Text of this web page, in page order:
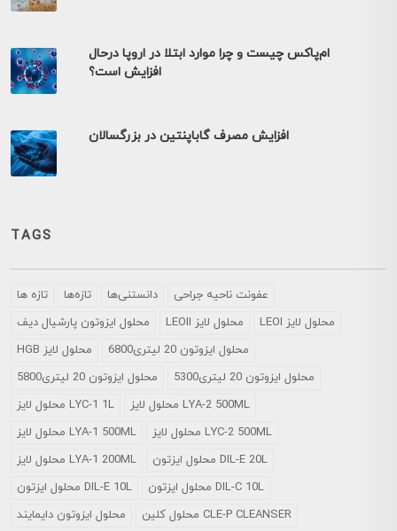
ام‌پاکس چیست و چرا موارد ابتلا در اروپا درحال
افزایش است؟
افزایش مصرف گاباپنتین در بزرگسالان
TAGS
تازه ها تازه‌ها دانستنی‌ها
عفونت ناحیه جراحی
محلول ايزوتون پارشيال ديف
LEOII محلول لایز
LEOI محلول لایز
HGB محلول لایز
محلول ایزوتون 20 لیتری6800
محلول ایزوتون 20 لیتری5800
محلول ایزوتون 20 لیتری5300
محلول لایز LYC-1 1L
محلول لایز LYA-2 500ML
محلول لایز LYA-1 500ML
محلول لایز LYC-2 500ML
محلول لایز LYA-1 200ML
محلول ایزتون DIL-E 20L
محلول ایزتون DIL-E 10L
محلول ایزتون DIL-C 10L
محلول ایزوتون دایمایند
محلول کلین CLE-P CLEANSER